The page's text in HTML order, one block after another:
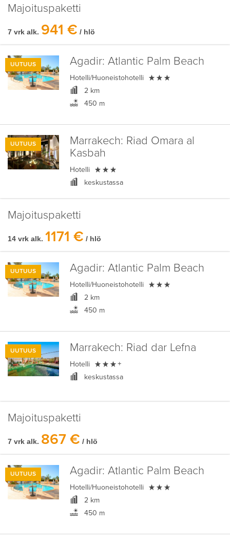
Majoituspaketti
7 vrk alk. 941 € / hlö
UUTUUS Agadir: Atlantic Palm Beach
Hotelli/Huoneistohotelli 
2 km
450 m
UUTUUS Marrakech: Riad Omara al
Kasbah
Hotelli 
keskustassa
Majoituspaketti
14 vrk alk. 1171 € / hlö
UUTUUS Agadir: Atlantic Palm Beach
Hotelli/Huoneistohotelli 
2 km
450 m
UUTUUS Marrakech: Riad dar Lefna
Hotelli  +
keskustassa
Majoituspaketti
7 vrk alk. 867 € / hlö
UUTUUS Agadir: Atlantic Palm Beach
Hotelli/Huoneistohotelli 
2 km
450 m